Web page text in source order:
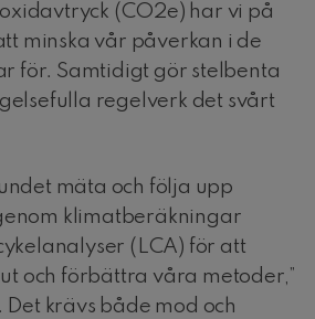
(CO2e) har vi på
minska vår påverkan i de
för. Samtidigt gör stelbenta
regelverk det svårt
mäta och följa upp
klimatberäkningar
(LCA) för att
och förbättra våra metoder,”
krävs både mod och